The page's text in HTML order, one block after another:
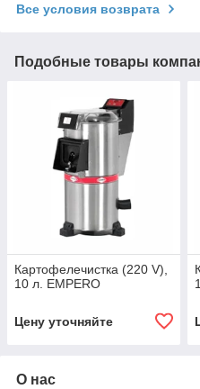
Все условия возврата
Подобные товары
Картофелечистка (220 V),
10 л. EMPERO
Цену уточняйте
О нас